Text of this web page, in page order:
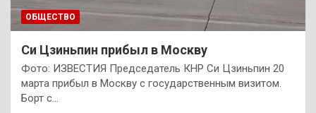
ОБЩЕСТВО
Си Цзиньпин прибыл в Москву
Фото: ИЗВЕСТИЯ Председатель КНР Си Цзиньпин 20
марта прибыл в Москву с государственным визитом.
Борт с…